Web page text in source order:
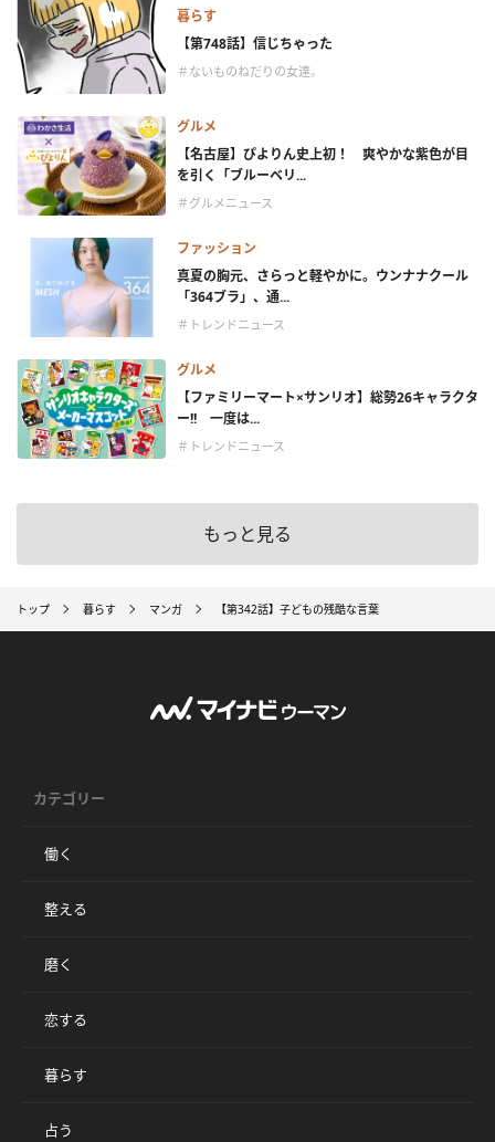
暮らす
【第748話】信じちゃった
＃ないものねだりの女達。
グルメ
【名古屋】ぴよりん史上初！ 爽やかな紫色が目
を引く「ブルーベリ...
＃グルメニュース
ファッション
真夏の胸元、さらっと軽やかに。ウンナナクール
「364ブラ」、通...
＃トレンドニュース
グルメ
【ファミリーマート×サンリオ】総勢26キャラクタ
ー!! 一度は...
＃トレンドニュース
もっと見る
トップ 暮らす マンガ 【第342話】子どもの残酷な言葉
カテゴリー
働く
整える
磨く
恋する
暮らす
占う